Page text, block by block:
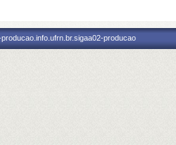
producao